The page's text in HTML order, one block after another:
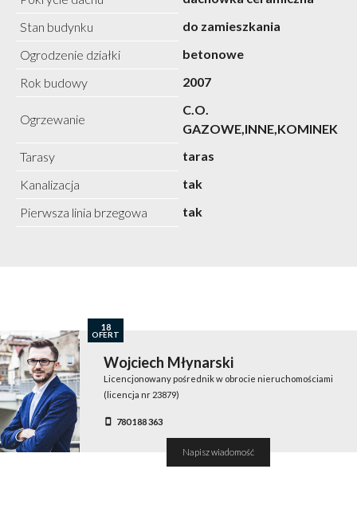
Stan budynku
do zamieszkania
Ogrodzenie działki
betonowe
Rok budowy
2007
Ogrzewanie
C.O.
GAZOWE,INNE,KOMINEK
Tarasy
taras
Kanalizacja
tak
Pierwsza linia brzegowa
tak
Wojciech Młynarski
Licencjonowany pośrednik w obrocie nieruchomościami
(licencja nr 23879)
780 188 363
Napisz wiadomość
18
OFERT